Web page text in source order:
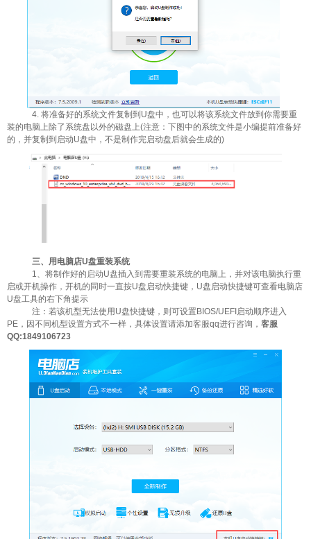
4. 将准备好的系统文件复制到U盘中，也可以将该系统文件放到你需要重
装的电脑上除了系统盘以外的磁盘上(注意：下图中的系统文件是小编提前准备好
的，并复制到启动U盘中，不是制作完启动盘后就会生成的)
三、用电脑店U盘重装系统
1、将制作好的启动U盘插入到需要重装系统的电脑上，并对该电脑执行重
启或开机操作，开机的同时一直按U盘启动快捷键，U盘启动快捷键可查看电脑店
U盘工具的右下角提示
注：若该机型无法使用U盘快捷键，则可设置BIOS/UEFI启动顺序进入
PE，因不同机型设置方式不一样，具体设置请添加客服qq进行咨询， 客服
QQ:1849106723